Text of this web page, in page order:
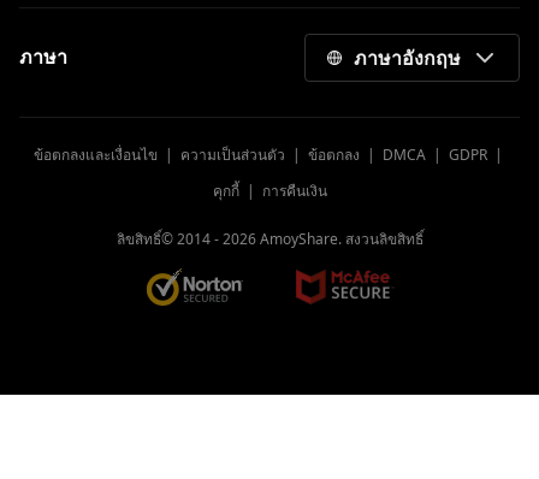
ภาษา ภาษาอังกฤษ
ข้อตกลงและเงื่อนไข | ความเป็นส่วนตัว | ข้อตกลง | DMCA| GDPR|
คุกกี้| การคืนเงิน
ลิขสิทธิ์© 2014 -2026AmoyShare. สงวนลิขสิทธิ์